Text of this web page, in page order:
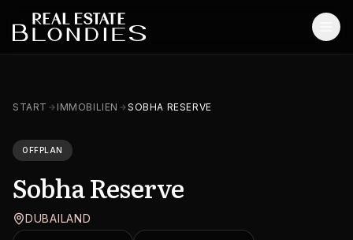
Off-Plan Projekte
Off-Plan Resale
Bestandsimmobilien
START IMMOBILIEN SOBHA RESERVE
OFFPLAN
Sobha Reserve
DUBAILAND